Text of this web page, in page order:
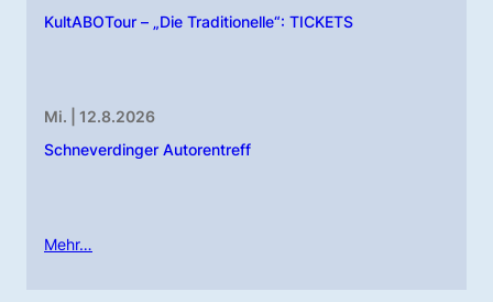
KultABOTour – „Die Traditionelle“: TICKETS
Mi. | 12.8.2026
Schneverdinger Autorentreff
Mehr…